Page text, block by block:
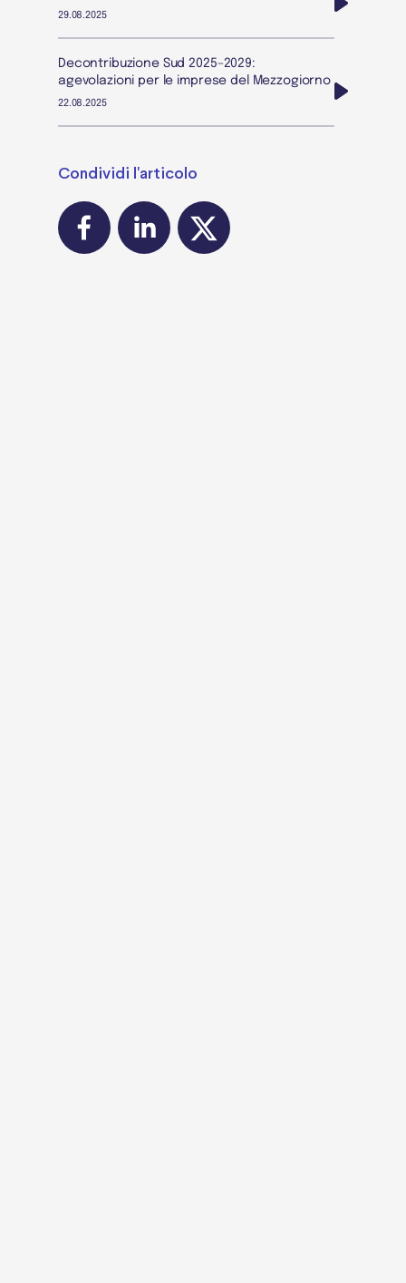
29.08.2025
Decontribuzione Sud 2025–2029:
agevolazioni per le imprese del Mezzogiorno
22.08.2025
Condividi l'articolo